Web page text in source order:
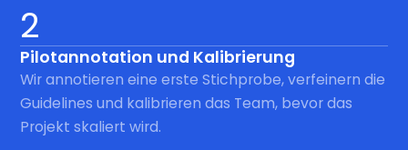
2
Pilotannotation und Kalibrierung
Wir annotieren eine erste Stichprobe, verfeinern die
Guidelines und kalibrieren das Team, bevor das
Projekt skaliert wird.